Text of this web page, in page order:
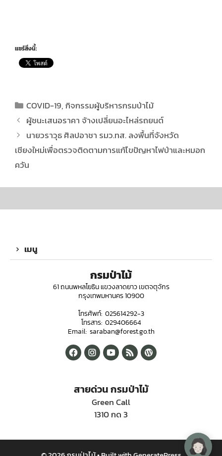
แชร์สิ่งนี้:
COVID-19,กิจกรรมผู้บริหารกรมป่าไม้
ผู้ชนะเสนอราคา จ้างเปลี่ยนอะไหล่รถยนต์
นายวราวุธ ศิลปอาชา รมว.ทส. ลงพื้นที่จังหวัด
เชียงใหม่เพื่อตรวจติดตามการแก้ไขปัญหาไฟป่าและหมอก
ควัน
เมนู
กรมป่าไม้
61 ถนนพหลโยธิน แขวงลาดยาว เขตจตุจักร
กรุงเทพมหานคร 10900
โทรศัพท์: 025614292-3
โทรสาร: 029406664
Email: saraban@forest.go.th
สายด่วน กรมป่าไม้
Green Call
1310 กด 3